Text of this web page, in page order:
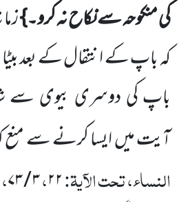
کی منکوحہ سے نکاح نہ کرو۔}
کہ باپ کے انتقال کے بعد بیٹا
باپ کی دوسری بیوی سے
آیت میں ایسا کرنے سے منع
النساء، تحت الآیۃ:۲۲،۳ / ۷۳